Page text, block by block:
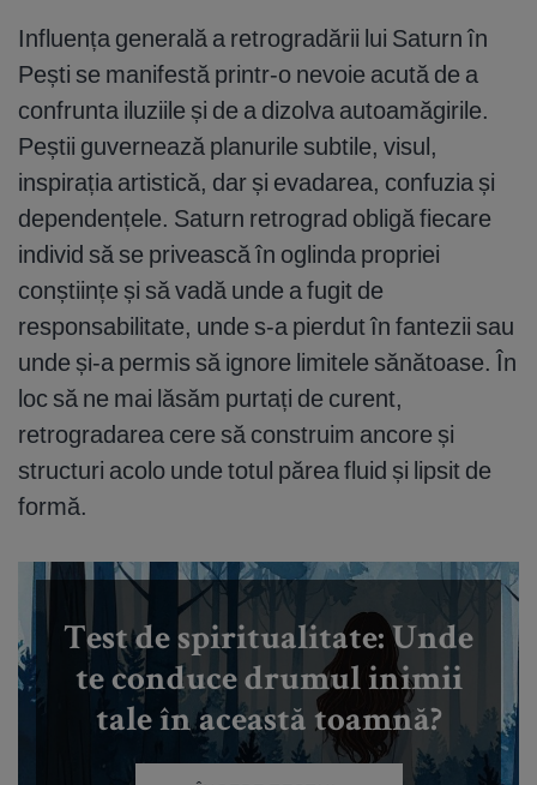
Influența generală a retrogradării lui Saturn în
Pești se manifestă printr-o nevoie acută de a
confrunta iluziile și de a dizolva autoamăgirile.
Peștii guvernează planurile subtile, visul,
inspirația artistică, dar și evadarea, confuzia și
dependențele. Saturn retrograd obligă fiecare
individ să se privească în oglinda propriei
conștiințe și să vadă unde a fugit de
responsabilitate, unde s-a pierdut în fantezii sau
unde și-a permis să ignore limitele sănătoase. În
loc să ne mai lăsăm purtați de curent,
retrogradarea cere să construim ancore și
structuri acolo unde totul părea fluid și lipsit de
formă.